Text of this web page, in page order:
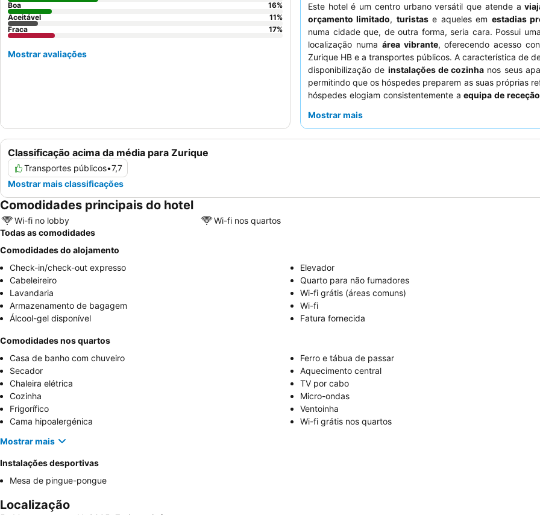
Este hotel é um centro urbano versátil que atende a
orçamento limitado, turistase aqueles em estadias
numa cidade que, de outra forma, seria cara. Possui
localização numa área vibrante, oferecendo acesso
Zurique HB e a transportes públicos. A característica de
disponibilização de instalações de cozinha nos seus
permitindo que os hóspedes preparem as suas próprias
hóspedes elogiam consistentemente aequipa de
experiência mais tranquila, os hóspedes devem
Mostrar mais
Classificação acima da média para Zurique
Transportes públicos•7,7
Mostrar mais classificações
Boa
16%
Aceitável
11%
Fraca
17%
Mostrar avaliações
Comodidades principais do hotel
Wi-fi no lobby
Wi-fi nos quartos
Todas as comodidades
Comodidades do alojamento
Check-in/check-out expresso
Elevador
Cabeleireiro
Quarto para não fumadores
Lavandaria
Wi-fi grátis (áreas comuns)
Armazenamento de bagagem
Wi-fi
Álcool-gel disponível
Fatura fornecida
Comodidades nos quartos
Casa de banho com chuveiro
Ferro e tábua de passar
Secador
Aquecimento central
Chaleira elétrica
TV por cabo
Cozinha
Micro-ondas
Frigorífico
Ventoinha
Cama hipoalergénica
Wi-fi grátis nos quartos
Mostrar mais
Instalações desportivas
Mesa de pingue-pongue
Localização